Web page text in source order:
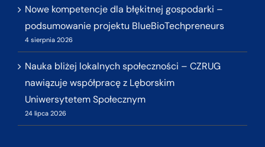
Nowe kompetencje dla błękitnej gospodarki –
podsumowanie projektu BlueBioTechpreneurs
4 sierpnia 2026
Nauka bliżej lokalnych społeczności – CZRUG
nawiązuje współpracę z Lęborskim
Uniwersytetem Społecznym
24 lipca 2026